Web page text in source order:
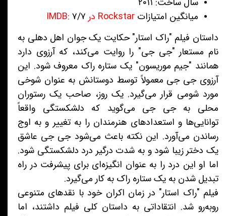
میانگین امتیازات
۷/۷
داستان فیلم "راک استار" حکایت یک جوان اهل دهلی به
نام مستعار "جی جی" را روایت می‌کند، که آرزوی دارد
همانند "جیم موریسون" یک ستاره راک معروف شود. این
آرزوی جی جی معمولاً توسط دوستانش به عنوان شوخی
مورد شومی قرار می‌گیرد. یک روز، صاحب یک رستوران
محلی به جی جی می‌گوید که دلشکستگی واقعاً
توانایی‌ها و استعدادهای هنرمندان را به تغییر و به اوج
رساندن می‌آورد. این نکته باعث می‌شود جی جی عاشق
یک دختر زیبا شود و به شدت درگیر درد دلشکستگی شود.
اما او این درد را به عنوان انگیزه‌ای برای پیشرفت در راه
تبدیل شدن به یک ستاره راک به کار می‌گیرد.
فیلم "راک استار" در زمان اکران خود با نقدهای متنوعی
روبه‌رو شد. انتقاداتی به داستان کلی فیلم داشتند، اما